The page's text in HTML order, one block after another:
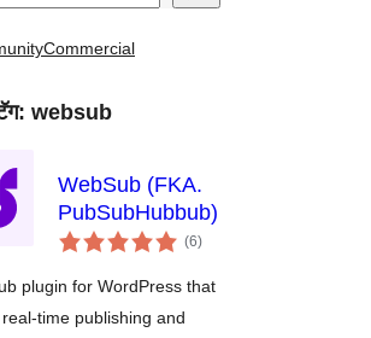
Commercial
websub
WebSub (FKA.
PubSubHubbub)
(6एकूण
मूल्यांकन
)
plugin for WordPress that
time publishing and